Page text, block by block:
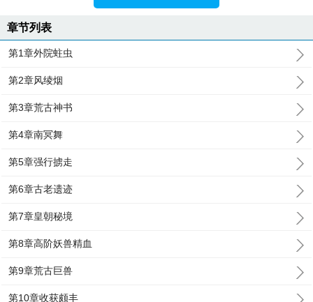
章节列表
第1章外院蛀虫
第2章风绫烟
第3章荒古神书
第4章南冥舞
第5章强行掳走
第6章古老遗迹
第7章皇朝秘境
第8章高阶妖兽精血
第9章荒古巨兽
第10章收获颇丰